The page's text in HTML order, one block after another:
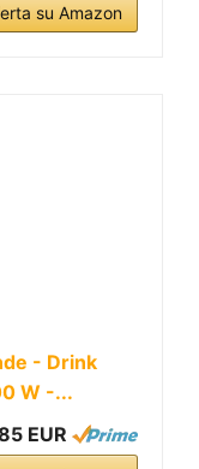
su Amazon
- Drink
W -...
EUR